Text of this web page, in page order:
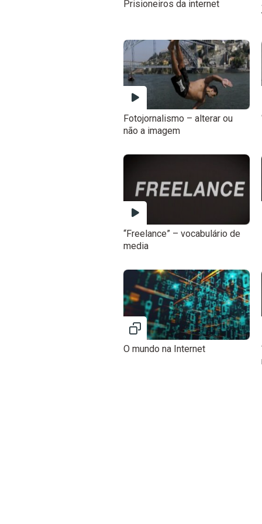
Prisioneiros da internet
Fotojornalismo – alterar ou
não a imagem
“Freelance” – vocabulário de
media
O mundo na Internet